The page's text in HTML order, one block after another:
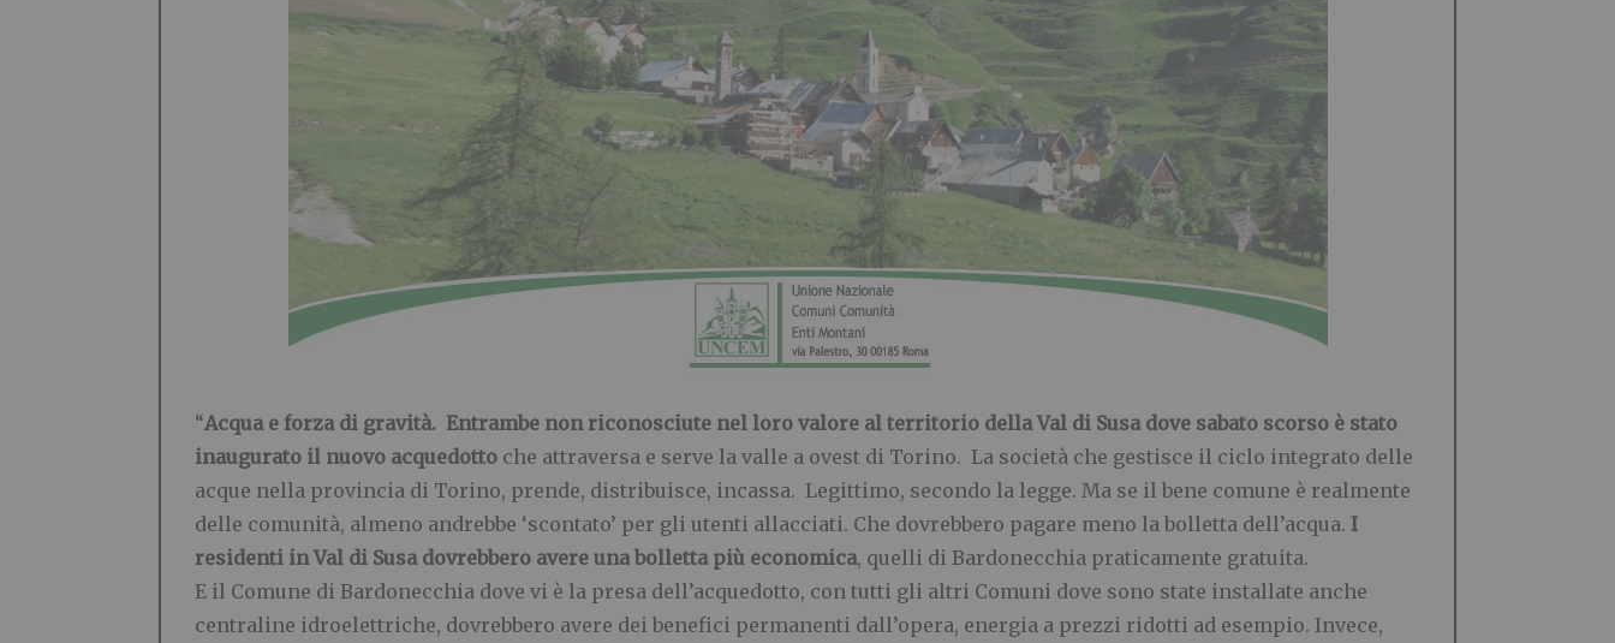
“Acqua e forza di gravità. Entrambe non riconosciute nel loro valore al territorio della Val di Susa dove sabato scorso è stato
inaugurato il nuovo acquedotto che attraversa e serve la valle a ovest di Torino. La società che gestisce il ciclo integrato delle
acque nella provincia di Torino, prende, distribuisce, incassa. Legittimo, secondo la legge. Ma se il bene comune è realmente
delle comunità, almeno andrebbe ‘scontato’ per gli utenti allacciati. Che dovrebbero pagare meno la bolletta dell’acqua. I
residenti in Val di Susa dovrebbero avere una bolletta più economica, quelli di Bardonecchia praticamente gratuita.
E il Comune di Bardonecchia dove vi è la presa dell’acquedotto, con tutti gli altri Comuni dove sono state installate anche
centraline idroelettriche, dovrebbero avere dei benefici permanenti dall’opera, energia a prezzi ridotti ad esempio. Invece,